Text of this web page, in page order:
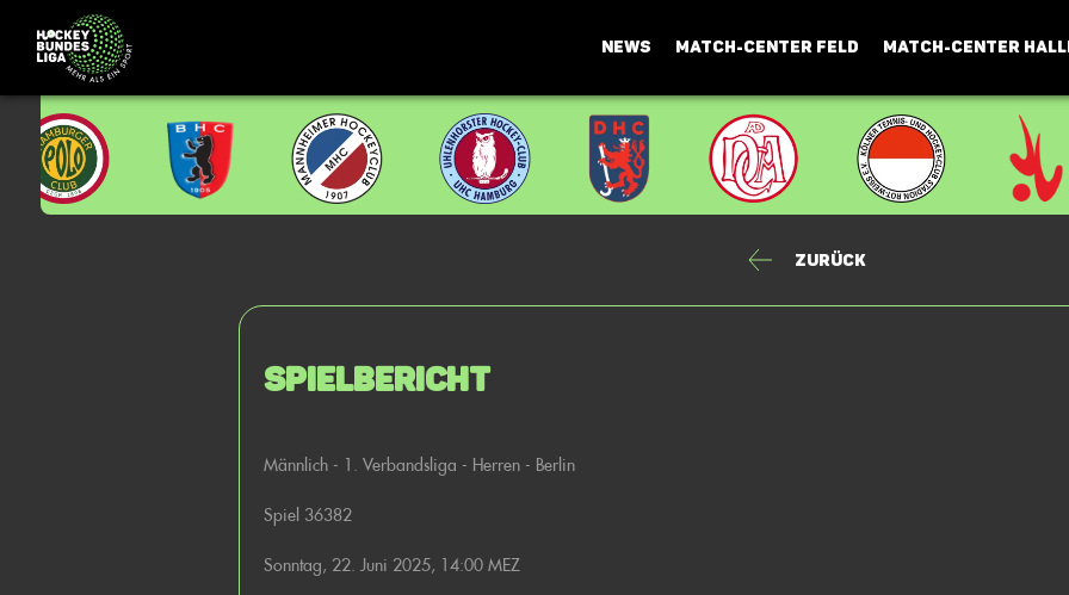
NEWS MATCH-CENTER FELD MATCH-CENTER
Zurück
Spielbericht
Männlich - 1. Verbandsliga - Herren - Berlin
Spiel 36382
Sonntag, 22. Juni 2025, 14:00 MEZ